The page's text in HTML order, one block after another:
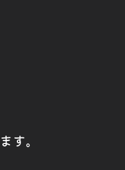
。